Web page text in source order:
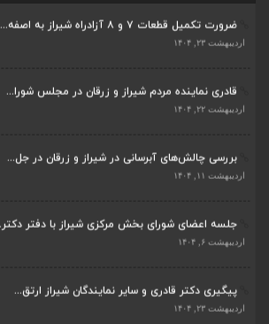
قادری نماینده مردم شیراز و زرقان در مجلس شورا...
اردیبهشت ۲۲, ۱۴۰۴
بررسی چالش‌های آبرسانی در شیراز و زرقان در جل...
اردیبهشت ۱۱, ۱۴۰۴
جلسه اعضای شورای بخش مرکزی شیراز با دفتر دکتر...
اردیبهشت ۶, ۱۴۰۴
پیگیری دکتر قادری و سایر نمایندگان شیراز ارتق...
اردیبهشت ۲۳, ۱۴۰۴
ضرورت تکمیل قطعات ۷ و ۸ آزادراه شیراز به اصفه...
اردیبهشت ۲۳, ۱۴۰۴
ضرورت تکمیل قطعات ۷ و ۸ آزادراه شیراز به اصفه...
قادری نماینده مردم شیراز و زرقان در مجلس شورا...
بررسی چالش‌های آبرسانی در شیراز و زرقان در جل...
جلسه اعضای شورای بخش مرکزی شیراز با دفتر دکتر...